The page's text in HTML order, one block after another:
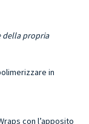
della propria
in
con l’apposito